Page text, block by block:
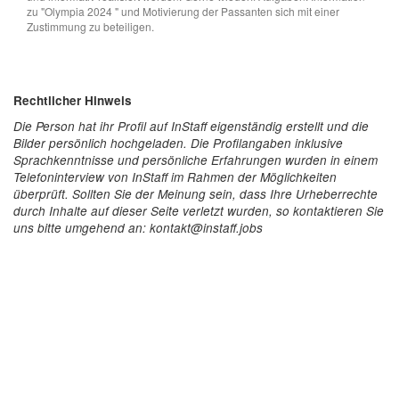
zu "Olympia 2024 " und Motivierung der Passanten sich mit einer
Zustimmung zu beteiligen.
Rechtlicher Hinweis
Die Person hat ihr Profil auf InStaff eigenständig erstellt und die
Bilder persönlich hochgeladen. Die Profilangaben inklusive
Sprachkenntnisse und persönliche Erfahrungen wurden in einem
Telefoninterview von InStaff im Rahmen der Möglichkeiten
überprüft. Sollten Sie der Meinung sein, dass Ihre Urheberrechte
durch Inhalte auf dieser Seite verletzt wurden, so kontaktieren Sie
uns bitte umgehend an: kontakt@instaff.jobs